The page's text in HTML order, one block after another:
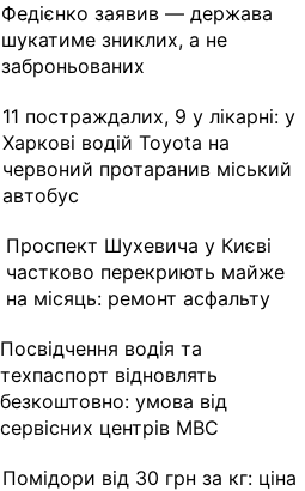
Федієнко заявив — держава
шукатиме зниклих, а не
заброньованих
11 постраждалих, 9 у лікарні: у
Харкові водій Toyota на
червоний протаранив міський
автобус
Проспект Шухевича у Києві
частково перекриють майже
на місяць: ремонт асфальту
Посвідчення водія та
техпаспорт відновлять
безкоштовно: умова від
сервісних центрів МВС
Помідори від 30 грн за кг: ціна